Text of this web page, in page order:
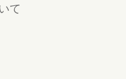
て